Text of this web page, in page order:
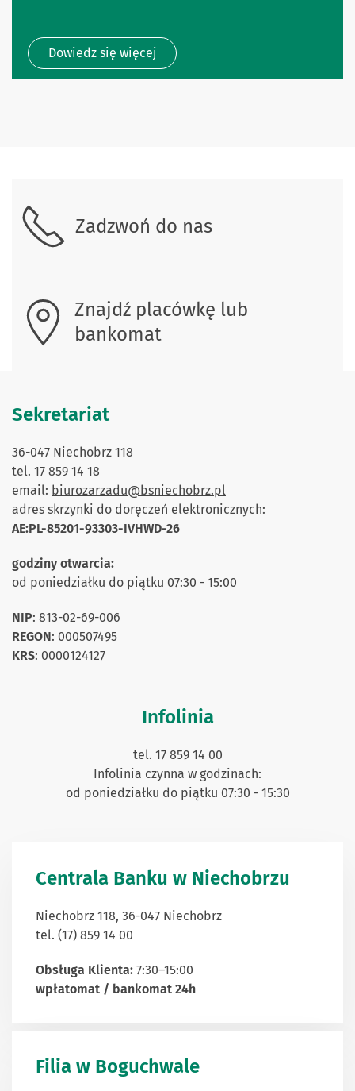
Dowiedz się więcej
Zadzwoń do nas
Znajdź placówkę lub
bankomat
Sekretariat
36-047 Niechobrz 118
tel. 17 859 14 18
email: biurozarzadu@bsniechobrz.pl
adres skrzynki do doręczeń elektronicznych:
AE:PL-85201-93303-IVHWD-26
godziny otwarcia:
od poniedziałku do piątku 07:30 - 15:00
NIP: 813-02-69-006
REGON: 000507495
KRS: 0000124127
Infolinia
tel. 17 859 14 00
Infolinia czynna w godzinach:
od poniedziałku do piątku 07:30 - 15:30
Centrala Banku w Niechobrzu
Niechobrz 118, 36-047 Niechobrz
tel. (17) 859 14 00
Obsługa Klienta: 7:30–15:00
wpłatomat / bankomat 24h
Filia w Boguchwale